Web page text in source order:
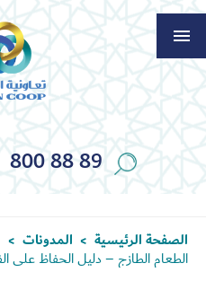
800 88 89
الصفحة الرئيسية > المدونات >
الطعام الطازج – دليل الحفاظ على